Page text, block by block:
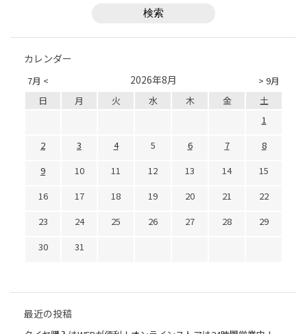
カレンダー
7月 < > 9月
2026年8月
日 月 火 水 木 金
土
1
2
3 4 5 6 7
8
9
10 11 12 13 14
15
16
17 18 19 20 21
22
23
24 25 26 27 28
29
30
31
最近の投稿